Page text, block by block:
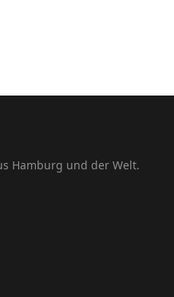
Hamburg und der Welt.